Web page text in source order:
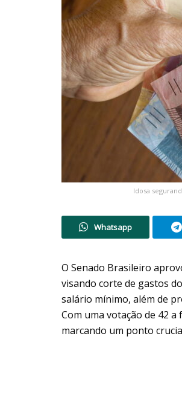
Idosa
Whatsapp
O Senado Brasileiro
visando corte de gastos
salário mínimo, além de
Com uma votação de 42
marcando um ponto